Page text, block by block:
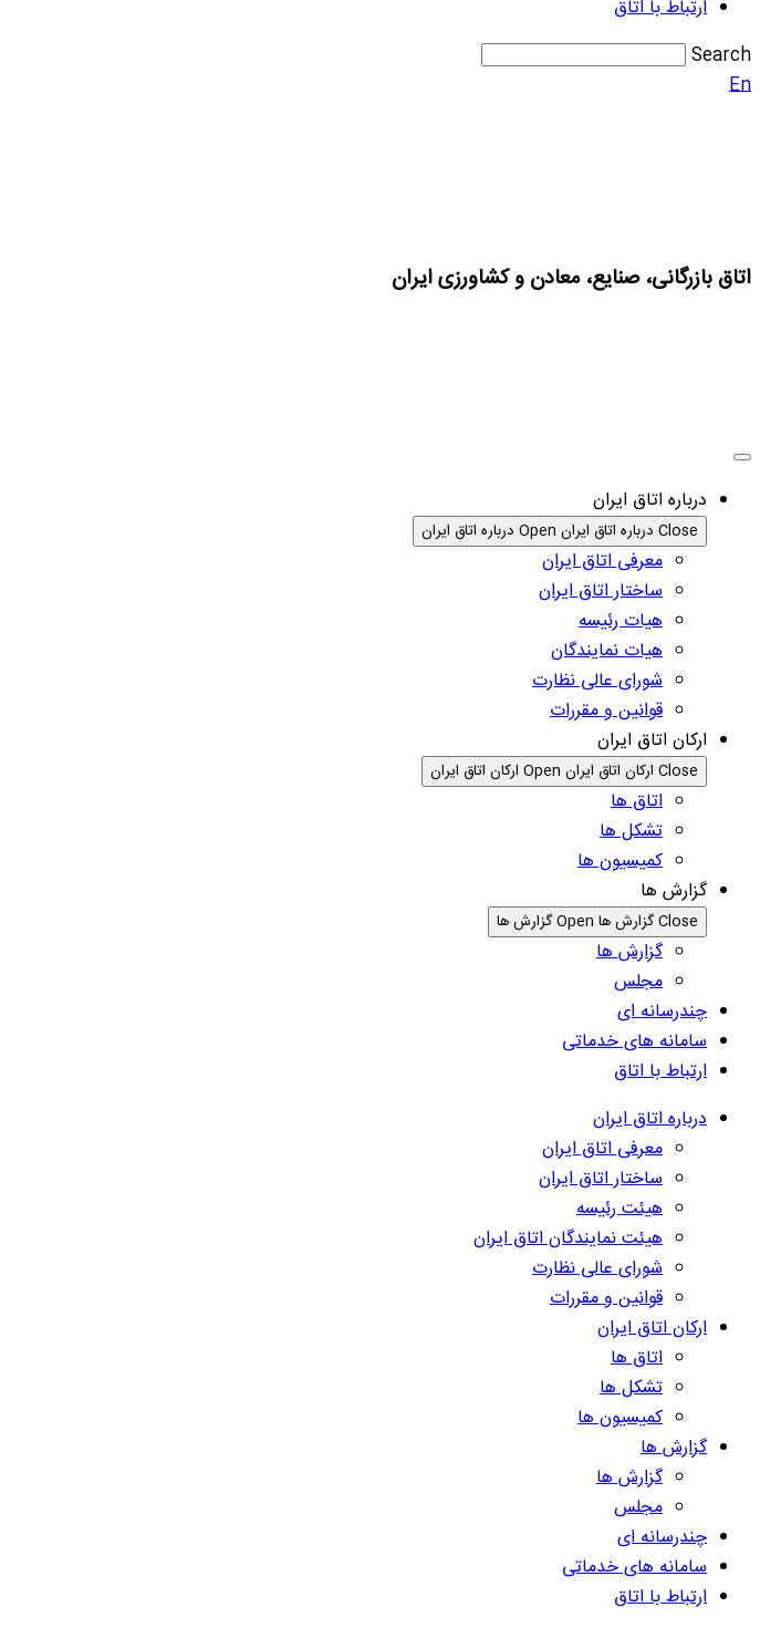
ارتباط با اتاق
Search
En
اتاق بازرگانی، صنایع، معادن و کشاورزی ایران
درباره اتاق ایران
Close درباره اتاق ایران Open درباره اتاق ایران
معرفی اتاق ایران
ساختار اتاق ایران
هیات رئیسه
هیات نمایندگان
شورای عالی نظارت
قوانین و مقررات
ارکان اتاق ایران
Close ارکان اتاق ایران Open ارکان اتاق ایران
اتاق ها
تشکل ها
کمیسیون ها
گزارش ها
Close گزارش ها Open گزارش ها
گزارش ها
مجلس
چندرسانه ای
سامانه های خدماتی
ارتباط با اتاق
درباره اتاق ایران
معرفی اتاق ایران
ساختار اتاق ایران
هیئت رئیسه
هیئت نمایندگان اتاق ایران
شورای عالی نظارت
قوانین و مقررات
ارکان اتاق ایران
اتاق ها
تشکل ها
کمیسیون ها
گزارش ها
گزارش ها
مجلس
چندرسانه ای
سامانه های خدماتی
ارتباط با اتاق